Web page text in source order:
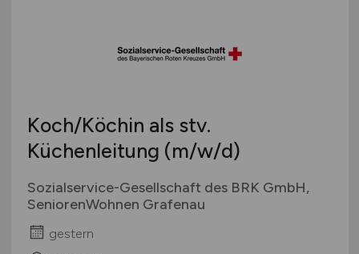
Koch/Köchin als stv.
Küchenleitung (m/w/d)
Sozialservice-Gesellschaft des BRK GmbH,
SeniorenWohnen Grafenau
gestern